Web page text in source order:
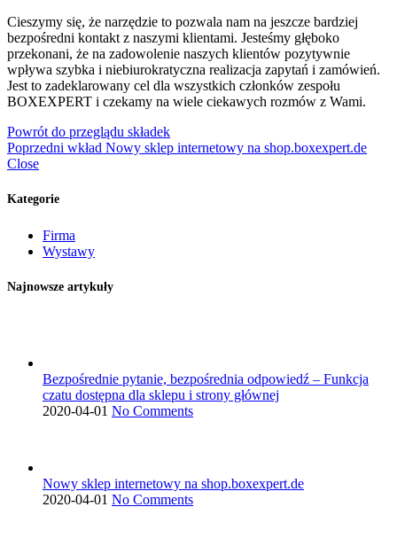
Cieszymy się, że narzędzie to pozwala nam na jeszcze bardziej
bezpośredni kontakt z naszymi klientami. Jesteśmy głęboko
przekonani, że na zadowolenie naszych klientów pozytywnie
wpływa szybka i niebiurokratyczna realizacja zapytań i zamówień.
Jest to zadeklarowany cel dla wszystkich członków zespołu
BOXEXPERT i czekamy na wiele ciekawych rozmów z Wami.
Powrót do przeglądu składek
Poprzedni wkład Nowy sklep internetowy na shop.boxexpert.de
Close
Kategorie
Firma
Wystawy
Najnowsze artykuły
Bezpośrednie pytanie, bezpośrednia odpowiedź – Funkcja
czatu dostępna dla sklepu i strony głównej
2020-04-01 No Comments
Nowy sklep internetowy na shop.boxexpert.de
2020-04-01 No Comments